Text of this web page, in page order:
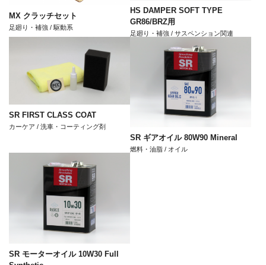
MX クラッチセット
足廻り・補強 / 駆動系
HS DAMPER SOFT TYPE
GR86/BRZ用
足廻り・補強 / サスペンション関連
SR FIRST CLASS COAT
カーケア / 洗車・コーティング剤
SR ギアオイル 80W90 Mineral
燃料・油脂 / オイル
SR モーターオイル 10W30 Full